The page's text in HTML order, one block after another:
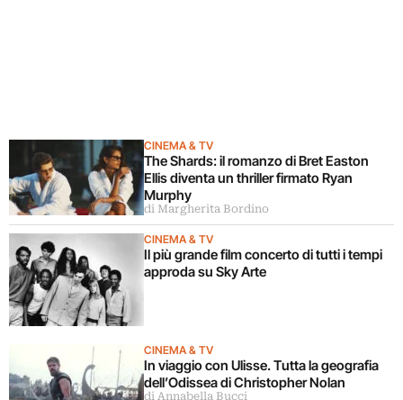
CINEMA & TV
The Shards: il romanzo di Bret Easton
Ellis diventa un thriller firmato Ryan
Murphy
di Margherita Bordino
CINEMA & TV
Il più grande film concerto di tutti i tempi
approda su Sky Arte
CINEMA & TV
In viaggio con Ulisse. Tutta la geografia
dell’Odissea di Christopher Nolan
di Annabella Bucci